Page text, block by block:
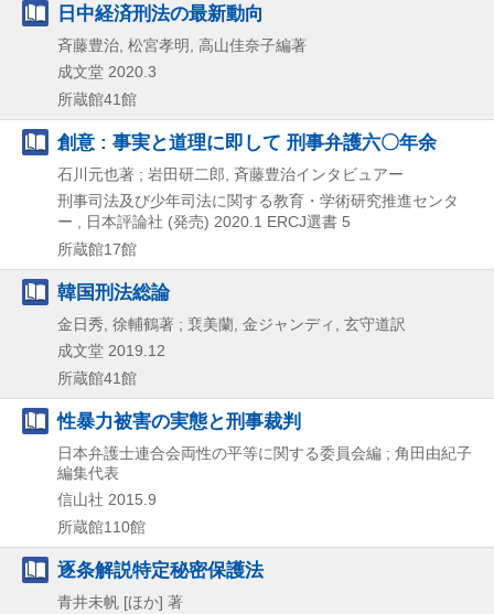
日中経済刑法の最新動向
斉藤豊治, 松宮孝明, 高山佳奈子編著
成文堂 2020.3
所蔵館41館
創意 : 事実と道理に即して 刑事弁護六〇年余
石川元也著 ; 岩田研二郎, 斉藤豊治インタビュアー
刑事司法及び少年司法に関する教育・学術研究推進センタ
ー , 日本評論社 (発売) 2020.1 ERCJ選書 5
所蔵館17館
韓国刑法総論
金日秀, 徐輔鶴著 ; 裵美蘭, 金ジャンディ, 玄守道訳
成文堂 2019.12
所蔵館41館
性暴力被害の実態と刑事裁判
日本弁護士連合会両性の平等に関する委員会編 ; 角田由紀子
編集代表
信山社 2015.9
所蔵館110館
逐条解説特定秘密保護法
青井未帆 [ほか] 著